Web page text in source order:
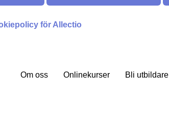
för Allectio
Om oss Onlinekurser Bli utbildare